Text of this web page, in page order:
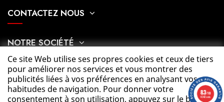
CONTACTEZ NOUS
NOTRE SOCIÉTÉ
MON COMPTE
Ce site Web utilise ses propres cookies et ceux de tiers
pour améliorer nos services et vous montrer des
publicités liées à vos préférences en analysant vos
habitudes de navigation. Pour donner votre
consentement à son utilisation, appuyez sur le bouton
8.3/10
4342 avis